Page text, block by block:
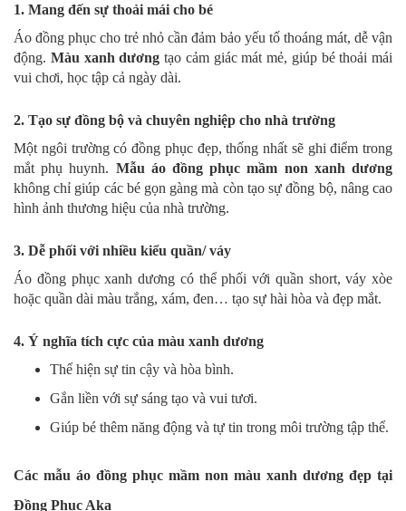
1. Mang đến sự thoải mái cho bé
Áo đồng phục cho trẻ nhỏ cần đảm bảo yếu tố thoáng mát, dễ vận
động. Màu xanh dương tạo cảm giác mát mẻ, giúp bé thoải mái
vui chơi, học tập cả ngày dài.
2. Tạo sự đồng bộ và chuyên nghiệp cho nhà trường
Một ngôi trường có đồng phục đẹp, thống nhất sẽ ghi điểm trong
mắt phụ huynh. Mẫu áo đồng phục mầm non xanh dương
không chỉ giúp các bé gọn gàng mà còn tạo sự đồng bộ, nâng cao
hình ảnh thương hiệu của nhà trường.
3. Dễ phối với nhiều kiểu quần/ váy
Áo đồng phục xanh dương có thể phối với quần short, váy xòe
hoặc quần dài màu trắng, xám, đen… tạo sự hài hòa và đẹp mắt.
4. Ý nghĩa tích cực của màu xanh dương
Thể hiện sự tin cậy và hòa bình.
Gắn liền với sự sáng tạo và vui tươi.
Giúp bé thêm năng động và tự tin trong môi trường tập thể.
Các mẫu áo đồng phục mầm non màu xanh dương đẹp tại
Đồng Phục Aka